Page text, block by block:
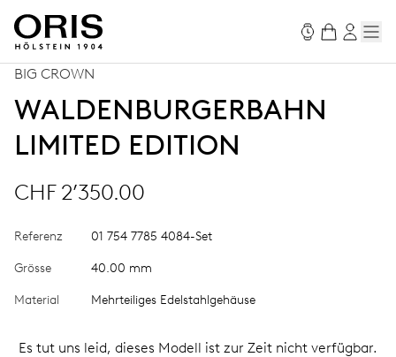
BIG CROWN
WALDENBURGERBAHN
LIMITED EDITION
CHF 2’350.00
Referenz 01 754 7785 4084-Set
Grösse 40.00 mm
Material Mehrteiliges Edelstahlgehäuse
Es tut uns leid, dieses Modell ist zur Zeit nicht verfügbar.